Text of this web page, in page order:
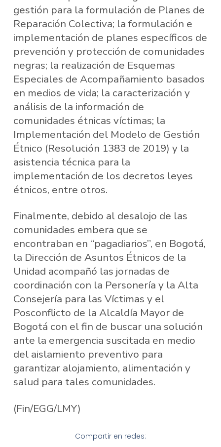
gestión para la formulación de Planes de
Reparación Colectiva; la formulación e
implementación de planes específicos de
prevención y protección de comunidades
negras; la realización de Esquemas
Especiales de Acompañamiento basados
en medios de vida; la caracterización y
análisis de la información de
comunidades étnicas víctimas; la
Implementación del Modelo de Gestión
Étnico (Resolución 1383 de 2019) y la
asistencia técnica para la
implementación de los decretos leyes
étnicos, entre otros.
Finalmente, debido al desalojo de las
comunidades embera que se
encontraban en “pagadiarios”, en Bogotá,
la Dirección de Asuntos Étnicos de la
Unidad acompañó las jornadas de
coordinación con la Personería y la Alta
Consejería para las Víctimas y el
Posconflicto de la Alcaldía Mayor de
Bogotá con el fin de buscar una solución
ante la emergencia suscitada en medio
del aislamiento preventivo para
garantizar alojamiento, alimentación y
salud para tales comunidades.
(Fin/EGG/LMY)
Compartir en redes: